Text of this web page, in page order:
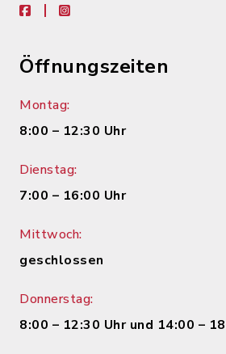
facebookinstagram
Öffnungszeiten
Montag:
8:00 – 12:30 Uhr
Dienstag:
7:00 – 16:00 Uhr
Mittwoch:
geschlossen
Donnerstag:
8:00 – 12:30 Uhr und 14:00 –